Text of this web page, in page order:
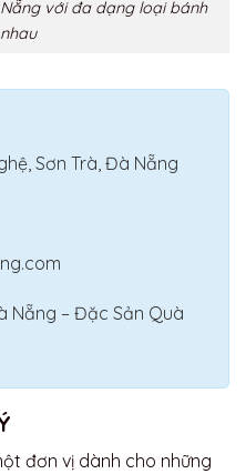
với đa dạng loại bánh
Sơn Trà, Đà Nẵng
Nẵng – Đặc Sản Quà
đơn vị dành cho những